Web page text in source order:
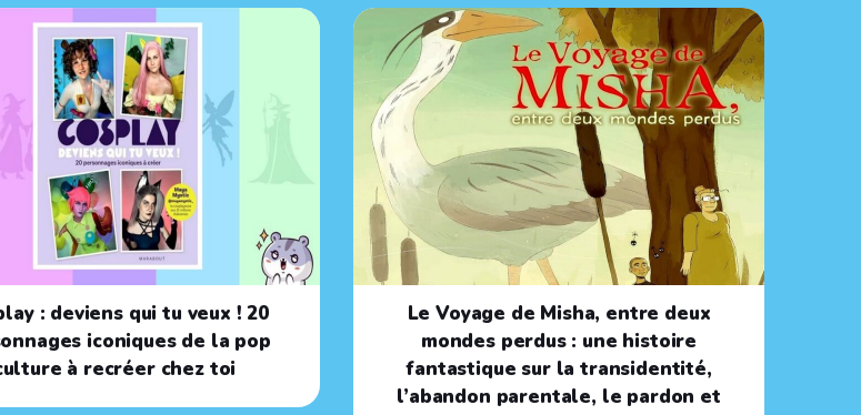
: deviens qui tu veux ! 20
iconiques de la pop
à recréer chez toi
Le Voyage de Misha, entre deux
mondes perdus : une histoire
fantastique sur la transidentité,
l’abandon parentale, le pardon et